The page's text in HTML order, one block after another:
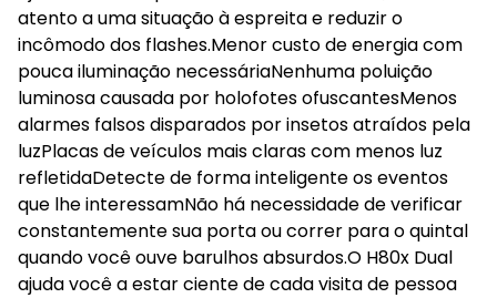
atento a uma situação à espreita e reduzir o
incômodo dos flashes.Menor custo de energia com
pouca iluminação necessáriaNenhuma poluição
luminosa causada por holofotes ofuscantesMenos
alarmes falsos disparados por insetos atraídos pela
luzPlacas de veículos mais claras com menos luz
refletidaDetecte de forma inteligente os eventos
que lhe interessamNão há necessidade de verificar
constantemente sua porta ou correr para o quintal
quando você ouve barulhos absurdos.O H80x Dual
ajuda você a estar ciente de cada visita de pessoa